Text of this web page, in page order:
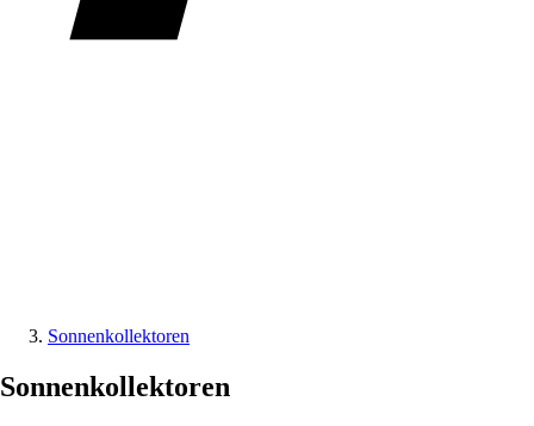
Sonnenkollektoren
Sonnenkollektoren